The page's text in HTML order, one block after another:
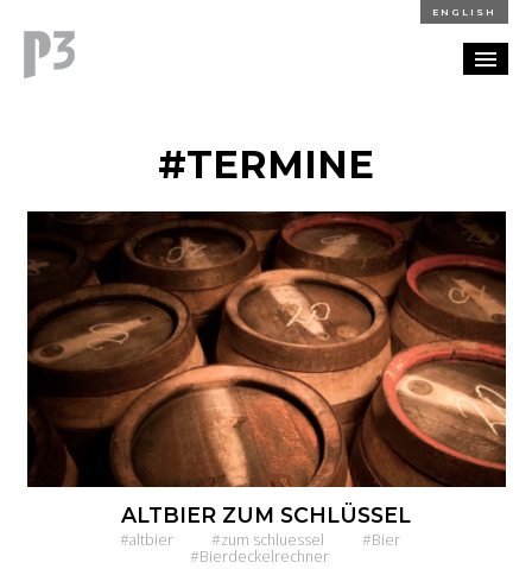
ENGLISH
KARRIERE
KONTAKT
#TERMINE
ALTBIER ZUM SCHLÜSSEL
#altbier #zum schluessel
#Bier
#Bierdeckelrechner